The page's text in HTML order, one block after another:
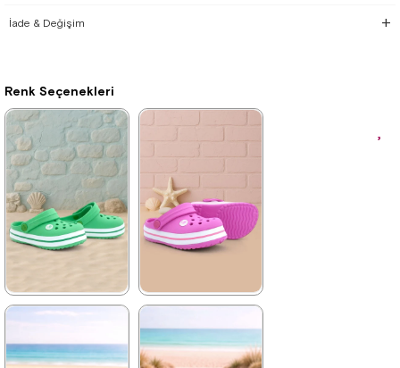
İade & Değişim
Renk Seçenekleri
495,90 ₺
495,90 ₺